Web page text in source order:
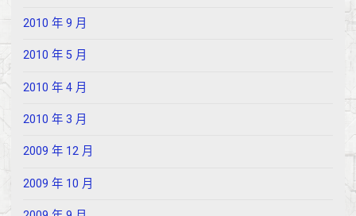
2010 年 9 月
2010 年 5 月
2010 年 4 月
2010 年 3 月
2009 年 12 月
2009 年 10 月